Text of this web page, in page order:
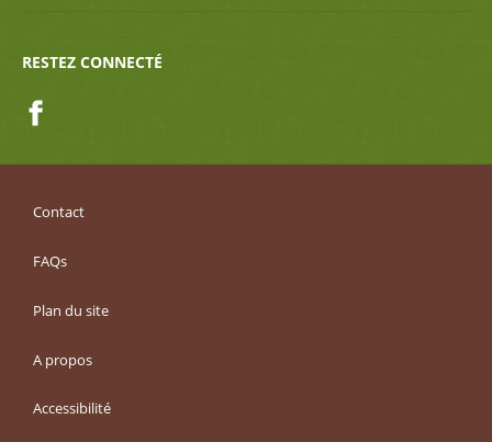
RESTEZ CONNECTÉ
Contact
FAQs
Plan du site
A propos
Accessibilité